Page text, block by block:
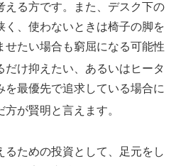
える方です。また、デスク下の
く、使わないときは椅子の脚を
せたい場合も窮屈になる可能性
だけ抑えたい、あるいはヒータ
を最優先で追求している場合に
方が賢明と言えます。
るための投資として、足元をし